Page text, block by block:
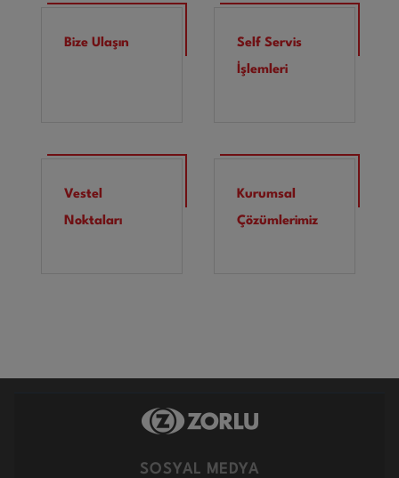
Bize Ulaşın
Self Servis
İşlemleri
Vestel
Noktaları
Kurumsal
Çözümlerimiz
SOSYAL MEDYA